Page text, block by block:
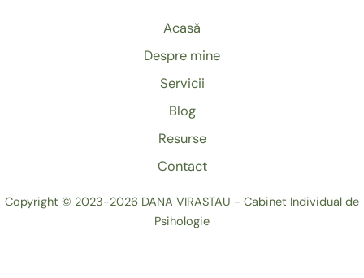
Acasă
Despre mine
Servicii
Blog
Resurse
Contact
Copyright © 2023-2026 DANA VIRASTAU - Cabinet Individual de
Psihologie